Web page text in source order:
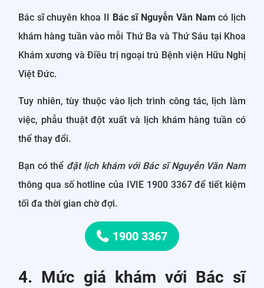
Bác sĩ chuyên khoa II Bác sĩ Nguyễn Văn Nam có lịch
khám hàng tuần vào mỗi Thứ Ba và Thứ Sáu tại Khoa
Khám xương và Điều trị ngoại trú Bệnh viện Hữu Nghị
Việt Đức.
Tuy nhiên, tùy thuộc vào lịch trình công tác, lịch làm
việc, phẫu thuật đột xuất và lịch khám hàng tuần có
thể thay đổi.
Bạn có thể đặt lịch khám với Bác sĩ Nguyễn Văn Nam
thông qua số hotline của IVIE 1900 3367 để tiết kiệm
tối đa thời gian chờ đợi.
1900 3367
4. Mức giá khám với Bác sĩ